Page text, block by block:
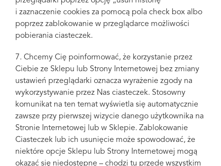
i zaznaczenie cookies za pomocą pola check box albo
poprzez zablokowanie w przeglądarce możliwości
pobierania ciasteczek.
7. Chcemy Cię poinformować, że korzystanie przez
Ciebie ze Sklepu lub Strony Internetowej bez zmiany
ustawień przeglądarki oznacza wyrażenie zgody na
wykorzystywanie przez Nas ciasteczek. Stosowny
komunikat na ten temat wyświetla się automatycznie
zawsze przy pierwszej wizycie danego użytkownika na
Stronie Internetowej lub w Sklepie. Zablokowanie
Ciasteczek lub ich usunięcie może spowodować, że
niektóre opcje Sklepu lub Strony Internetowej mogą
okazać się niedostępne – chodzi tu przede wszystkim